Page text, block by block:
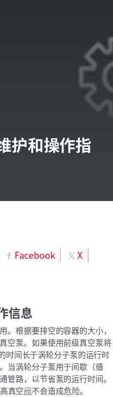
护和操作指
Facebook
X
信息
。根据要排空的容器的大小，
空泵。如果使用前级真空泵将
时间长于涡轮分子泵的运行时
当涡轮分子泵用于间歇（循
管路，以节省泵的运行时间。
真空阀不会造成危险。